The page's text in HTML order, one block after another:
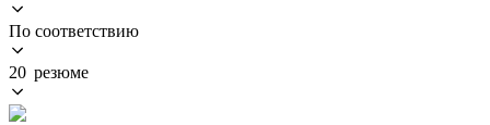
По соответствию
20 резюме